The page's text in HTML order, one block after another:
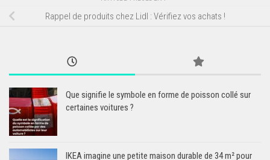
Rappel de produits chez Lidl : Vérifiez vos achats !
Que signifie le symbole en forme de poisson collé sur
certaines voitures ?
IKEA imagine une petite maison durable de 34 m² pour